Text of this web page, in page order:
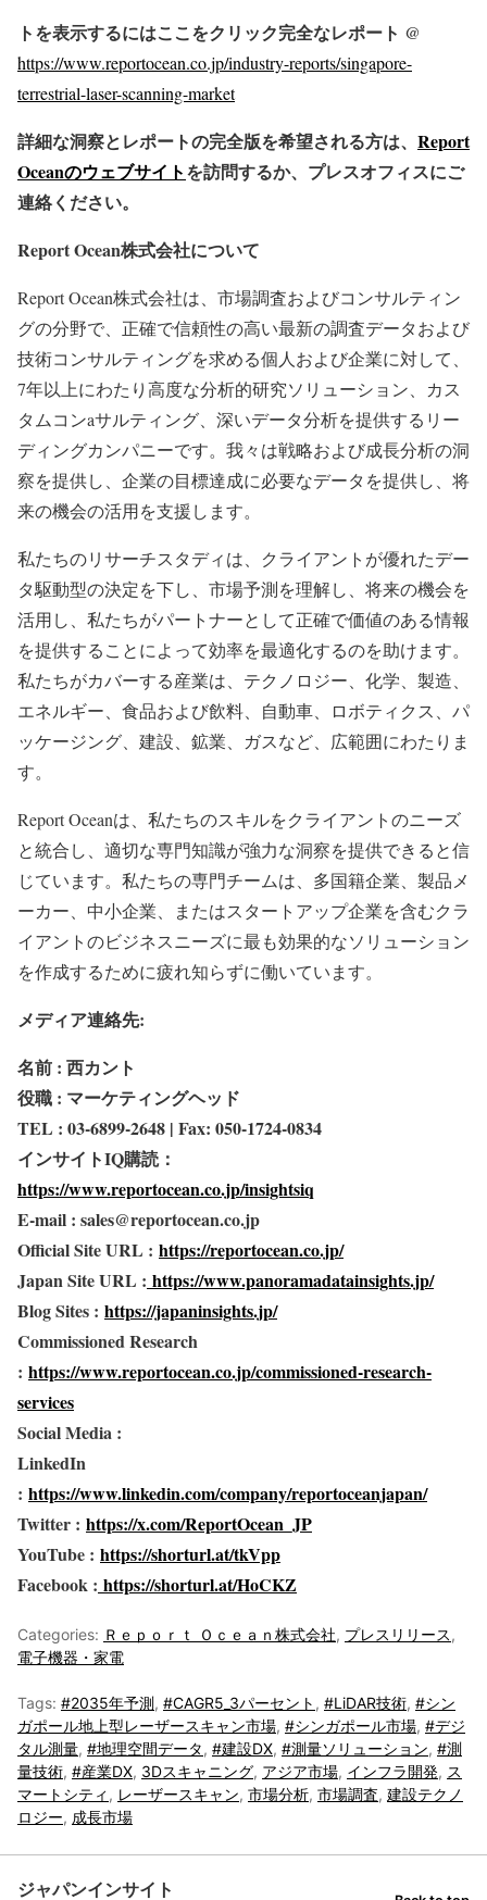
トを表示するにはここをクリック完全なレポート @
https://www.reportocean.co.jp/industry-reports/singapore-
terrestrial-laser-scanning-market
詳細な洞察とレポートの完全版を希望される方は、 Report
Oceanのウェブサイトを訪問するか、プレスオフィスにご
連絡ください。
Report Ocean株式会社について
Report Ocean株式会社は、市場調査およびコンサルティン
グの分野で、正確で信頼性の高い最新の調査データおよび
技術コンサルティングを求める個人および企業に対して、
7年以上にわたり高度な分析的研究ソリューション、カス
タムコンaサルティング、深いデータ分析を提供するリー
ディングカンパニーです。我々は戦略および成長分析の洞
察を提供し、企業の目標達成に必要なデータを提供し、将
来の機会の活用を支援します。
私たちのリサーチスタディは、クライアントが優れたデー
タ駆動型の決定を下し、市場予測を理解し、将来の機会を
活用し、私たちがパートナーとして正確で価値のある情報
を提供することによって効率を最適化するのを助けます。
私たちがカバーする産業は、テクノロジー、化学、製造、
エネルギー、食品および飲料、自動車、ロボティクス、パ
ッケージング、建設、鉱業、ガスなど、広範囲にわたりま
す。
Report Oceanは、私たちのスキルをクライアントのニーズ
と統合し、適切な専門知識が強力な洞察を提供できると信
じています。私たちの専門チームは、多国籍企業、製品メ
ーカー、中小企業、またはスタートアップ企業を含むクラ
イアントのビジネスニーズに最も効果的なソリューション
を作成するために疲れ知らずに働いています。
メディア連絡先:
名前 : 西カント
役職 : マーケティングヘッド
TEL : 03-6899-2648 | Fax: 050-1724-0834
インサイトIQ購読：
https://www.reportocean.co.jp/insightsiq
E-mail : sales@reportocean.co.jp
Official Site URL : https://reportocean.co.jp/
Japan Site URL : https://www.panoramadatainsights.jp/
Blog Sites : https://japaninsights.jp/
Commissioned Research
: https://www.reportocean.co.jp/commissioned-research-
services
Social Media :
LinkedIn
: https://www.linkedin.com/company/reportoceanjapan/
Twitter : https://x.com/ReportOcean_JP
YouTube : https://shorturl.at/tkVpp
Facebook : https://shorturl.at/HoCKZ
Categories: Ｒｅｐｏｒｔ Ｏｃｅａｎ株式会社, プレスリリース,
電子機器・家電
Tags: #2035年予測, #CAGR5_3パーセント , #LiDAR技術, #シン
ガポール地上型レーザースキャン市場, #シンガポール市場, #デジ
タル測量, #地理空間データ, #建設DX, #測量ソリューション, #測
量技術, #産業DX, 3Dスキャニング, アジア市場, インフラ開発, ス
マートシティ , レーザースキャン, 市場分析, 市場調査, 建設テクノ
ロジー, 成長市場
ジャパンインサイト